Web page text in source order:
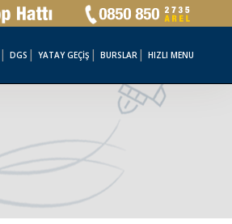
DGS YATAY GEÇİŞ BURSLAR HIZLI MENU